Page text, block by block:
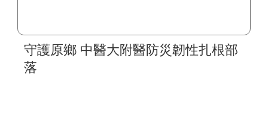
守護原鄉 中醫大附醫防災韌性扎根部
落